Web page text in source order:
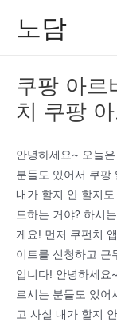
노담
쿠팡 아르
치 쿠팡
안녕하세요~ 오늘
분들도 있어서 쿠팡
내가 할지 안 할지
드하는 거야? 하시
게요! 먼저 쿠펀치
이트를 신청하고 근
입니다! 안녕하세요
르시는 분들도 있어
고 사실 내가 할지